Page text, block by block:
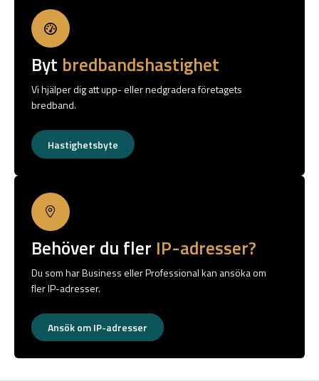
Byt bredbandshastighet
Vi hjälper dig att upp- eller nedgradera företagets
bredband.
Hastighetsbyte
Behöver du fler IP-adresser?
Du som har Business eller Professional kan ansöka om
fler IP-adresser.
Ansök om IP-adresser